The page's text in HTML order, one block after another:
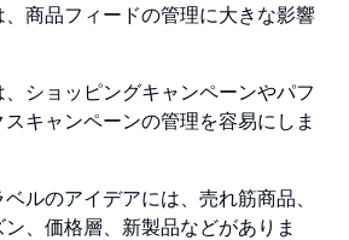
、商品フィードの管理に大きな影響
ショッピングキャンペーンやパフ
キャンペーンの管理を容易にしま
ルのアイデアには、売れ筋商品、
、価格層、新製品などがありま